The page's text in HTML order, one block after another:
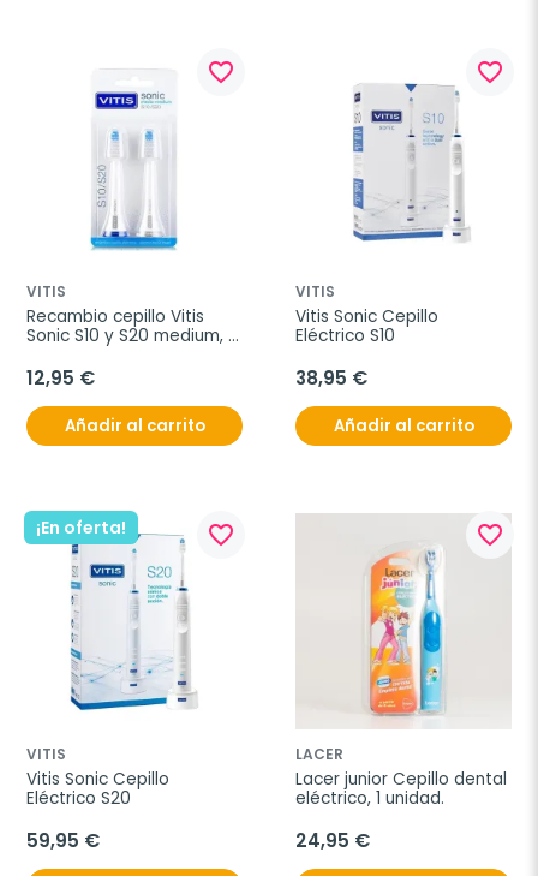
favorite_border
VITIS
Recambio cepillo Vitis
Sonic S10 y S20 medium, 2
12,95 €
Añadir al carrito
favorite_border
VITIS
Vitis Sonic Cepillo
Eléctrico S10
38,95 €
Añadir al carrito
¡En oferta! favorite_border
VITIS
Vitis Sonic Cepillo
Eléctrico S20
59,95 €
favorite_border
LACER
Lacer junior Cepillo dental
eléctrico, 1 unidad.
24,95 €